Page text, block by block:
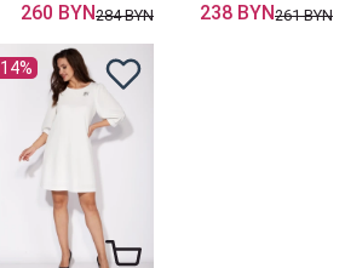
260 BYN284 BYN 238 BYN261 BYN
14%